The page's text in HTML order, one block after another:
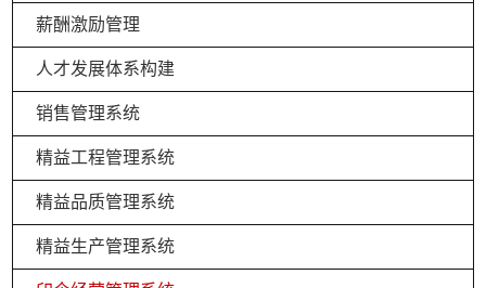
薪酬激励管理
人才发展体系构建
销售管理系统
精益工程管理系统
精益品质管理系统
精益生产管理系统